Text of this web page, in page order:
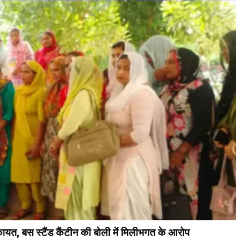
बस स्टैंड कैंटीन की बोली में मिलीभगत के आरोप